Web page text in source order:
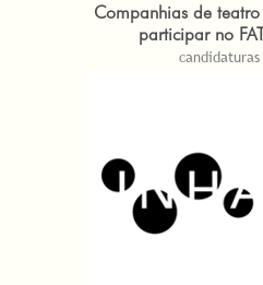
Companhias de
participar no